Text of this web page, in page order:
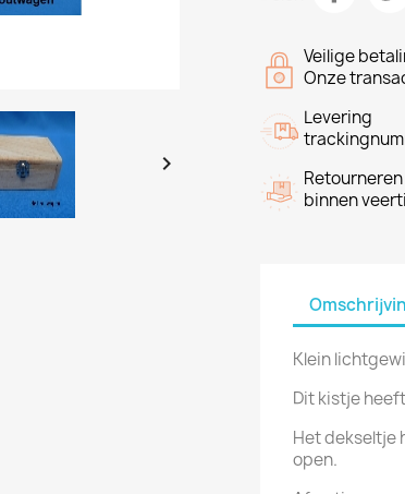

Veilige
Onze
Levering
Retourneren
binnen
Klein
Dit kistje
Het dekseltje
open.